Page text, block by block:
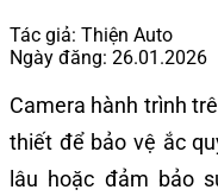
Tác giả: Thiện Auto
Ngày đăng: 26.01.2026
Camera hành trình
thiết để bảo vệ ắc
lâu hoặc đảm bảo